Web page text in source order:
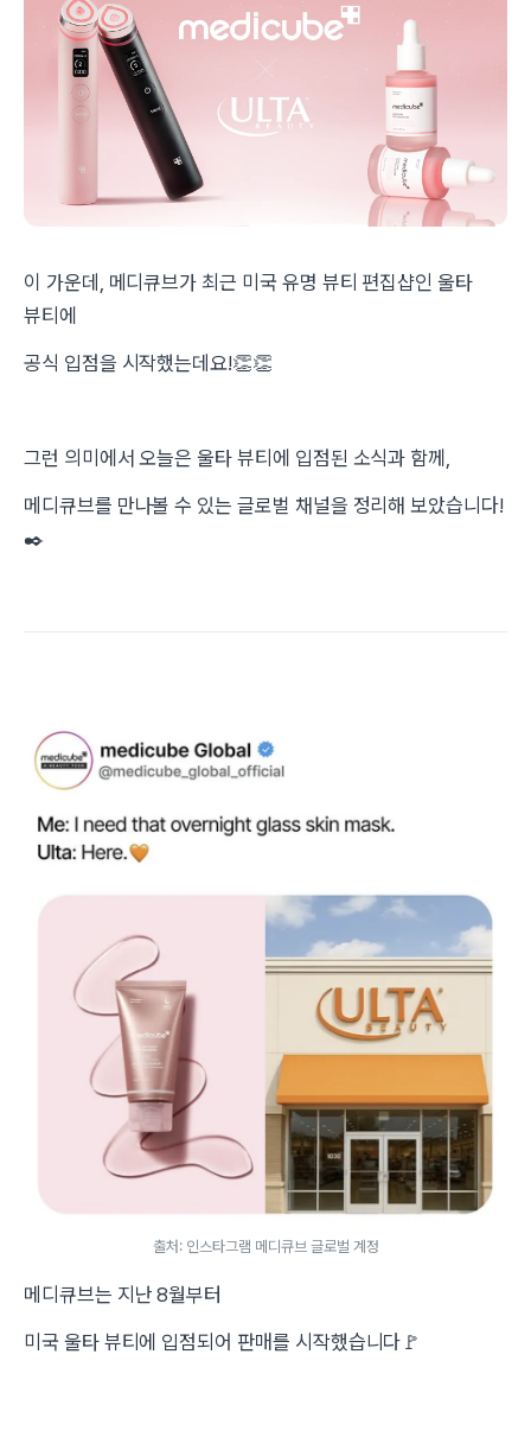
이 가운데, 메디큐브가 최근 미국 유명 뷰티 편집샵인 울타
뷰티에
공식 입점을 시작했는데요!👏👏
그런 의미에서 오늘은 울타 뷰티에 입점된 소식과 함께,
메디큐브를 만나볼 수 있는 글로벌 채널을 정리해 보았습니다!
✒️
출처: 인스타그램 메디큐브 글로벌 계정
메디큐브는 지난 8월부터
미국 울타 뷰티에 입점되어 판매를 시작했습니다🚩